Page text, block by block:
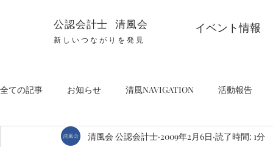
公認会計士 清風会 イベント情報
新しいつながりを発見
全ての記事 お知らせ 清風NAVIGATION 活動報告
清風会 公認会計士 2009年2月6日 読了時間: 1分